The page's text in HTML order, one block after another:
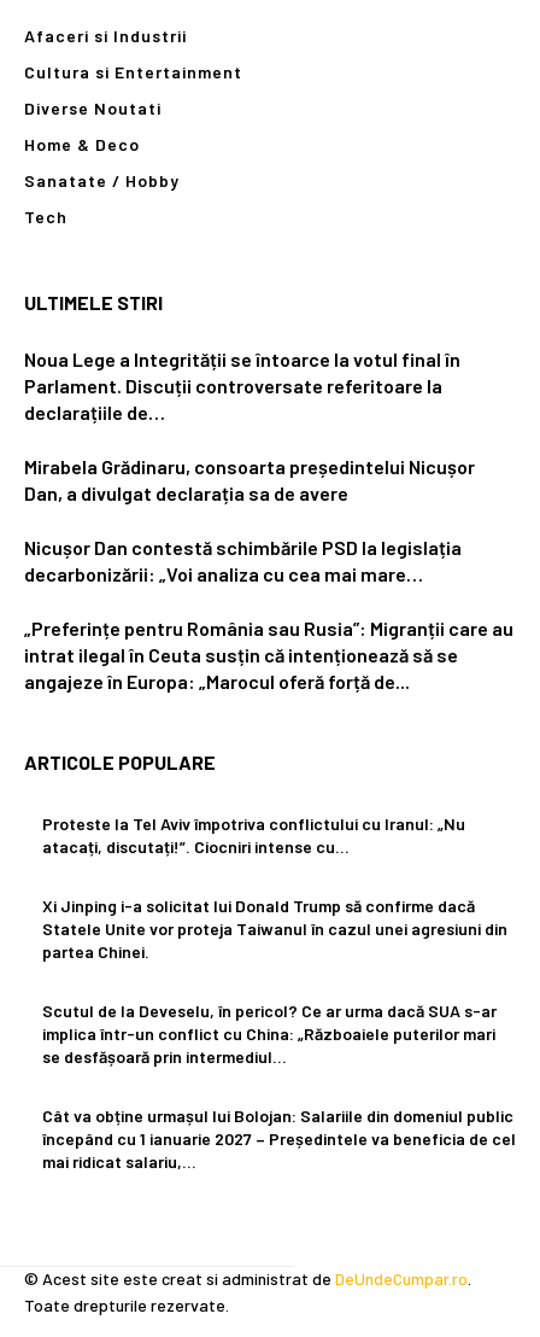
Afaceri si Industrii
Cultura si Entertainment
Diverse Noutati
Home & Deco
Sanatate / Hobby
Tech
ULTIMELE STIRI
Noua Lege a Integrității se întoarce la votul final în
Parlament. Discuții controversate referitoare la
declarațiile de…
Mirabela Grădinaru, consoarta președintelui Nicușor
Dan, a divulgat declarația sa de avere
Nicușor Dan contestă schimbările PSD la legislația
decarbonizării: „Voi analiza cu cea mai mare…
„Preferințe pentru România sau Rusia”: Migranții care au
intrat ilegal în Ceuta susțin că intenționează să se
angajeze în Europa: „Marocul oferă forță de...
ARTICOLE POPULARE
Proteste la Tel Aviv împotriva conflictului cu Iranul: „Nu
atacați, discutați!”. Ciocniri intense cu…
Xi Jinping i-a solicitat lui Donald Trump să confirme dacă
Statele Unite vor proteja Taiwanul în cazul unei agresiuni din
partea Chinei.
Scutul de la Deveselu, în pericol? Ce ar urma dacă SUA s-ar
implica într-un conflict cu China: „Războaiele puterilor mari
se desfășoară prin intermediul...
Cât va obține urmașul lui Bolojan: Salariile din domeniul public
începând cu 1 ianuarie 2027 – Președintele va beneficia de cel
mai ridicat salariu,...
© Acest site este creat si administrat de DeUndeCumpar.ro
Toate drepturile rezervate.